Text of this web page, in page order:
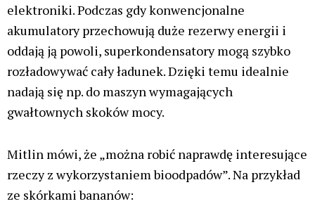
elektroniki. Podczas gdy konwencjonalne
akumulatory przechowują duże rezerwy energii i
oddają ją powoli, superkondensatory mogą szybko
rozładowywać cały ładunek. Dzięki temu idealnie
nadają się np. do maszyn wymagających
gwałtownych skoków mocy.
Mitlin mówi, że „można robić naprawdę interesujące
rzeczy z wykorzystaniem bioodpadów”. Na przykład
ze skórkami bananów: